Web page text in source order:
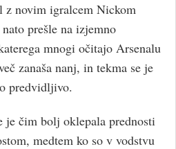
z novim igralcem Nickom
prešle na izjemno
mnogi očitajo Arsenalu
zanaša nanj, in tekma se je
predvidljivo.
je čim bolj oklepala prednosti
medtem ko so v vodstvu